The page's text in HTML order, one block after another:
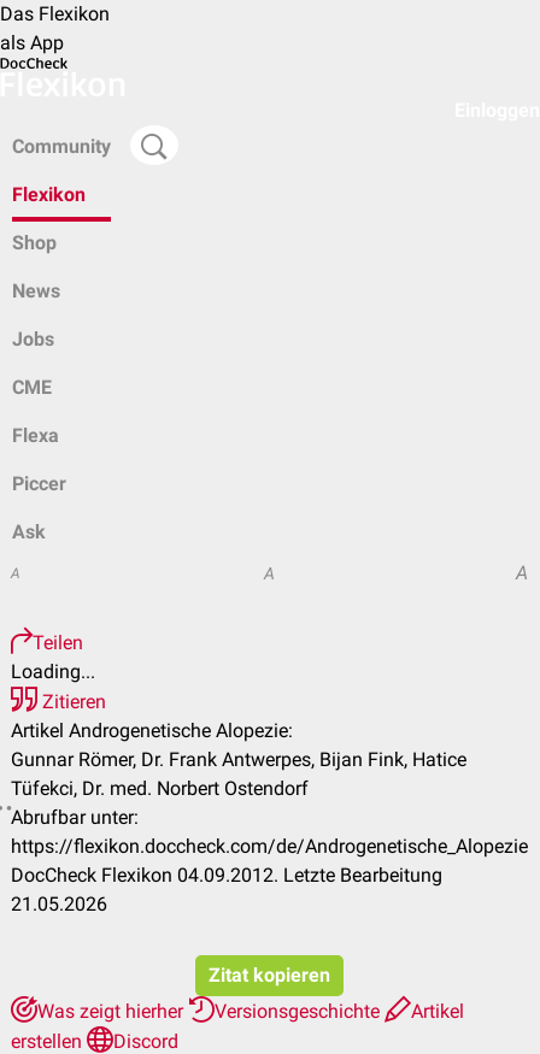
Das Flexikon
als App
Community
Flexikon
Shop
News
Jobs
CME
Flexa
Piccer
Ask
A A A
Teilen
Loading...
Zitieren
Artikel Androgenetische Alopezie:
Gunnar Römer, Dr. Frank Antwerpes, Bijan Fink, Hatice
Tüfekci, Dr. med. Norbert Ostendorf
Abrufbar unter:
https://flexikon.doccheck.com/de/Androgenetische_Alopezie
DocCheck Flexikon 04.09.2012. Letzte Bearbeitung
21.05.2026
Zitat kopieren
Was zeigt hierher
Versionsgeschichte
Artikel
erstellen
Discord